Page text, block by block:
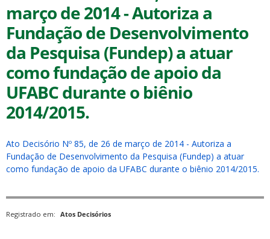
março de 2014 - Autoriza a
Fundação de Desenvolvimento
da Pesquisa (Fundep) a atuar
como fundação de apoio da
UFABC durante o biênio
2014/2015.
Ato Decisório Nº 85, de 26 de março de 2014 - Autoriza a
Fundação de Desenvolvimento da Pesquisa (Fundep) a atuar
como fundação de apoio da UFABC durante o biênio 2014/2015.
Registrado em: Atos Decisórios